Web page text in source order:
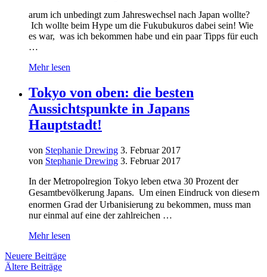
arum ich unbedingt zum Jahreswechsel nach Japan wollte?
Ich wollte beim Hype um die Fukubukuros dabei sein! Wie
es war, was ich bekommen habe und ein paar Tipps für euch
…
Mehr lesen
Tokyo von oben: die besten
Aussichtspunkte in Japans
Hauptstadt!
von Stephanie Drewing 3. Februar 2017
von Stephanie Drewing 3. Februar 2017
In der Metropolregion Tokyo leben etwa 30 Prozent der
Gesamtbevölkerung Japans. Um einen Eindruck von dieseｍ
enormen Grad der Urbanisierung zu bekommen, muss man
nur einmal auf eine der zahlreichen …
Mehr lesen
Neuere Beiträge
Ältere Beiträge